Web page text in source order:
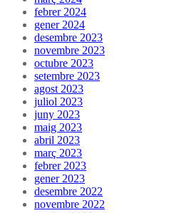
febrer 2024
gener 2024
desembre 2023
novembre 2023
octubre 2023
setembre 2023
agost 2023
juliol 2023
juny 2023
maig 2023
abril 2023
març 2023
febrer 2023
gener 2023
desembre 2022
novembre 2022